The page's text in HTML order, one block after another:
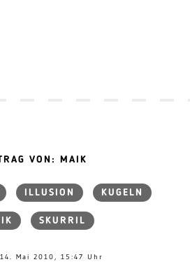
VON: MAIK
ILLUSION KUGELN
SKURRIL
Mai 2010, 15:47 Uhr